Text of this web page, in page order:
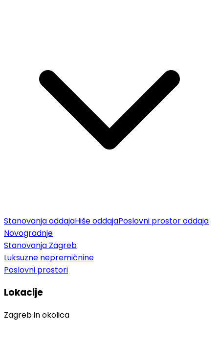
Stanovanja oddajaHiše oddajaPoslovni prostor oddaja
Novogradnje
Stanovanja Zagreb
Luksuzne nepremičnine
Poslovni prostori
Lokacije
Zagreb in okolica